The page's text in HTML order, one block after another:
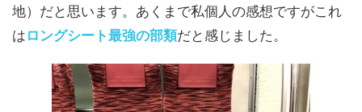
地）だと思います。あくまで私個人の感想ですがこれ
は ロングシート最強の部類だと感じました。